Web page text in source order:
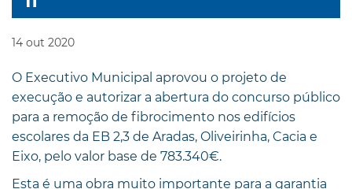
14 out 2020
O Executivo Municipal aprovou o projeto de
execução e autorizar a abertura do concurso público
para a remoção de fibrocimento nos edifícios
escolares da EB 2,3 de Aradas, Oliveirinha, Cacia e
Eixo, pelo valor base de 783.340€.
Esta é uma obra muito importante para a garantia